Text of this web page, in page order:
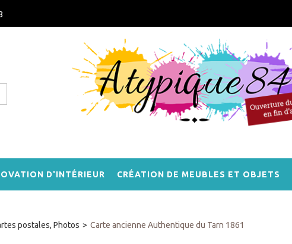
D'INTÉRIEUR CRÉATION DE MEUBLES ET OBJETS
postales, Photos > Carte ancienne Authentique du Tarn 1861